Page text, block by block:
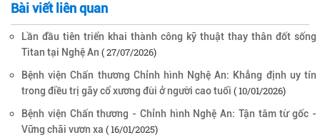
Bài viết liên quan
Lần đầu tiên triển khai thành công kỹ thuật thay thân đốt sống
Titan tại Nghệ An ( 27/07/2026)
Bệnh viện Chấn thương Chỉnh hình Nghệ An: Khẳng định uy tín
trong điều trị gãy cổ xương đùi ở người cao tuổi ( 10/01/2026)
Bệnh viện Chấn thương - Chỉnh hình Nghệ An: Tận tâm từ gốc -
Vững chãi vươn xa ( 16/01/2025)